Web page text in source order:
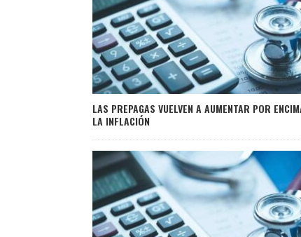
LAS PREPAGAS VUELVEN A AUMENTAR POR
LA INFLACIÓN